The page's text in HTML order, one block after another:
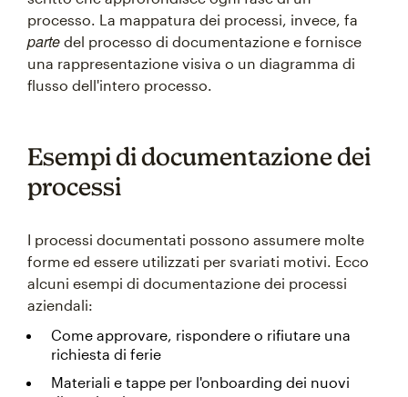
processo. La mappatura dei processi, invece, fa
parte del processo di documentazione e fornisce
una rappresentazione visiva o un diagramma di
flusso dell'intero processo.
Esempi di documentazione dei
processi
I processi documentati possono assumere molte
forme ed essere utilizzati per svariati motivi. Ecco
alcuni esempi di documentazione dei processi
aziendali:
Come approvare, rispondere o rifiutare una
richiesta di ferie
Materiali e tappe per l'onboarding dei nuovi